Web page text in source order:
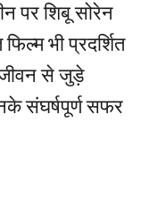
पर शिबू सोरेन
भी प्रदर्शित
से जुड़े
संघर्षपूर्ण सफर